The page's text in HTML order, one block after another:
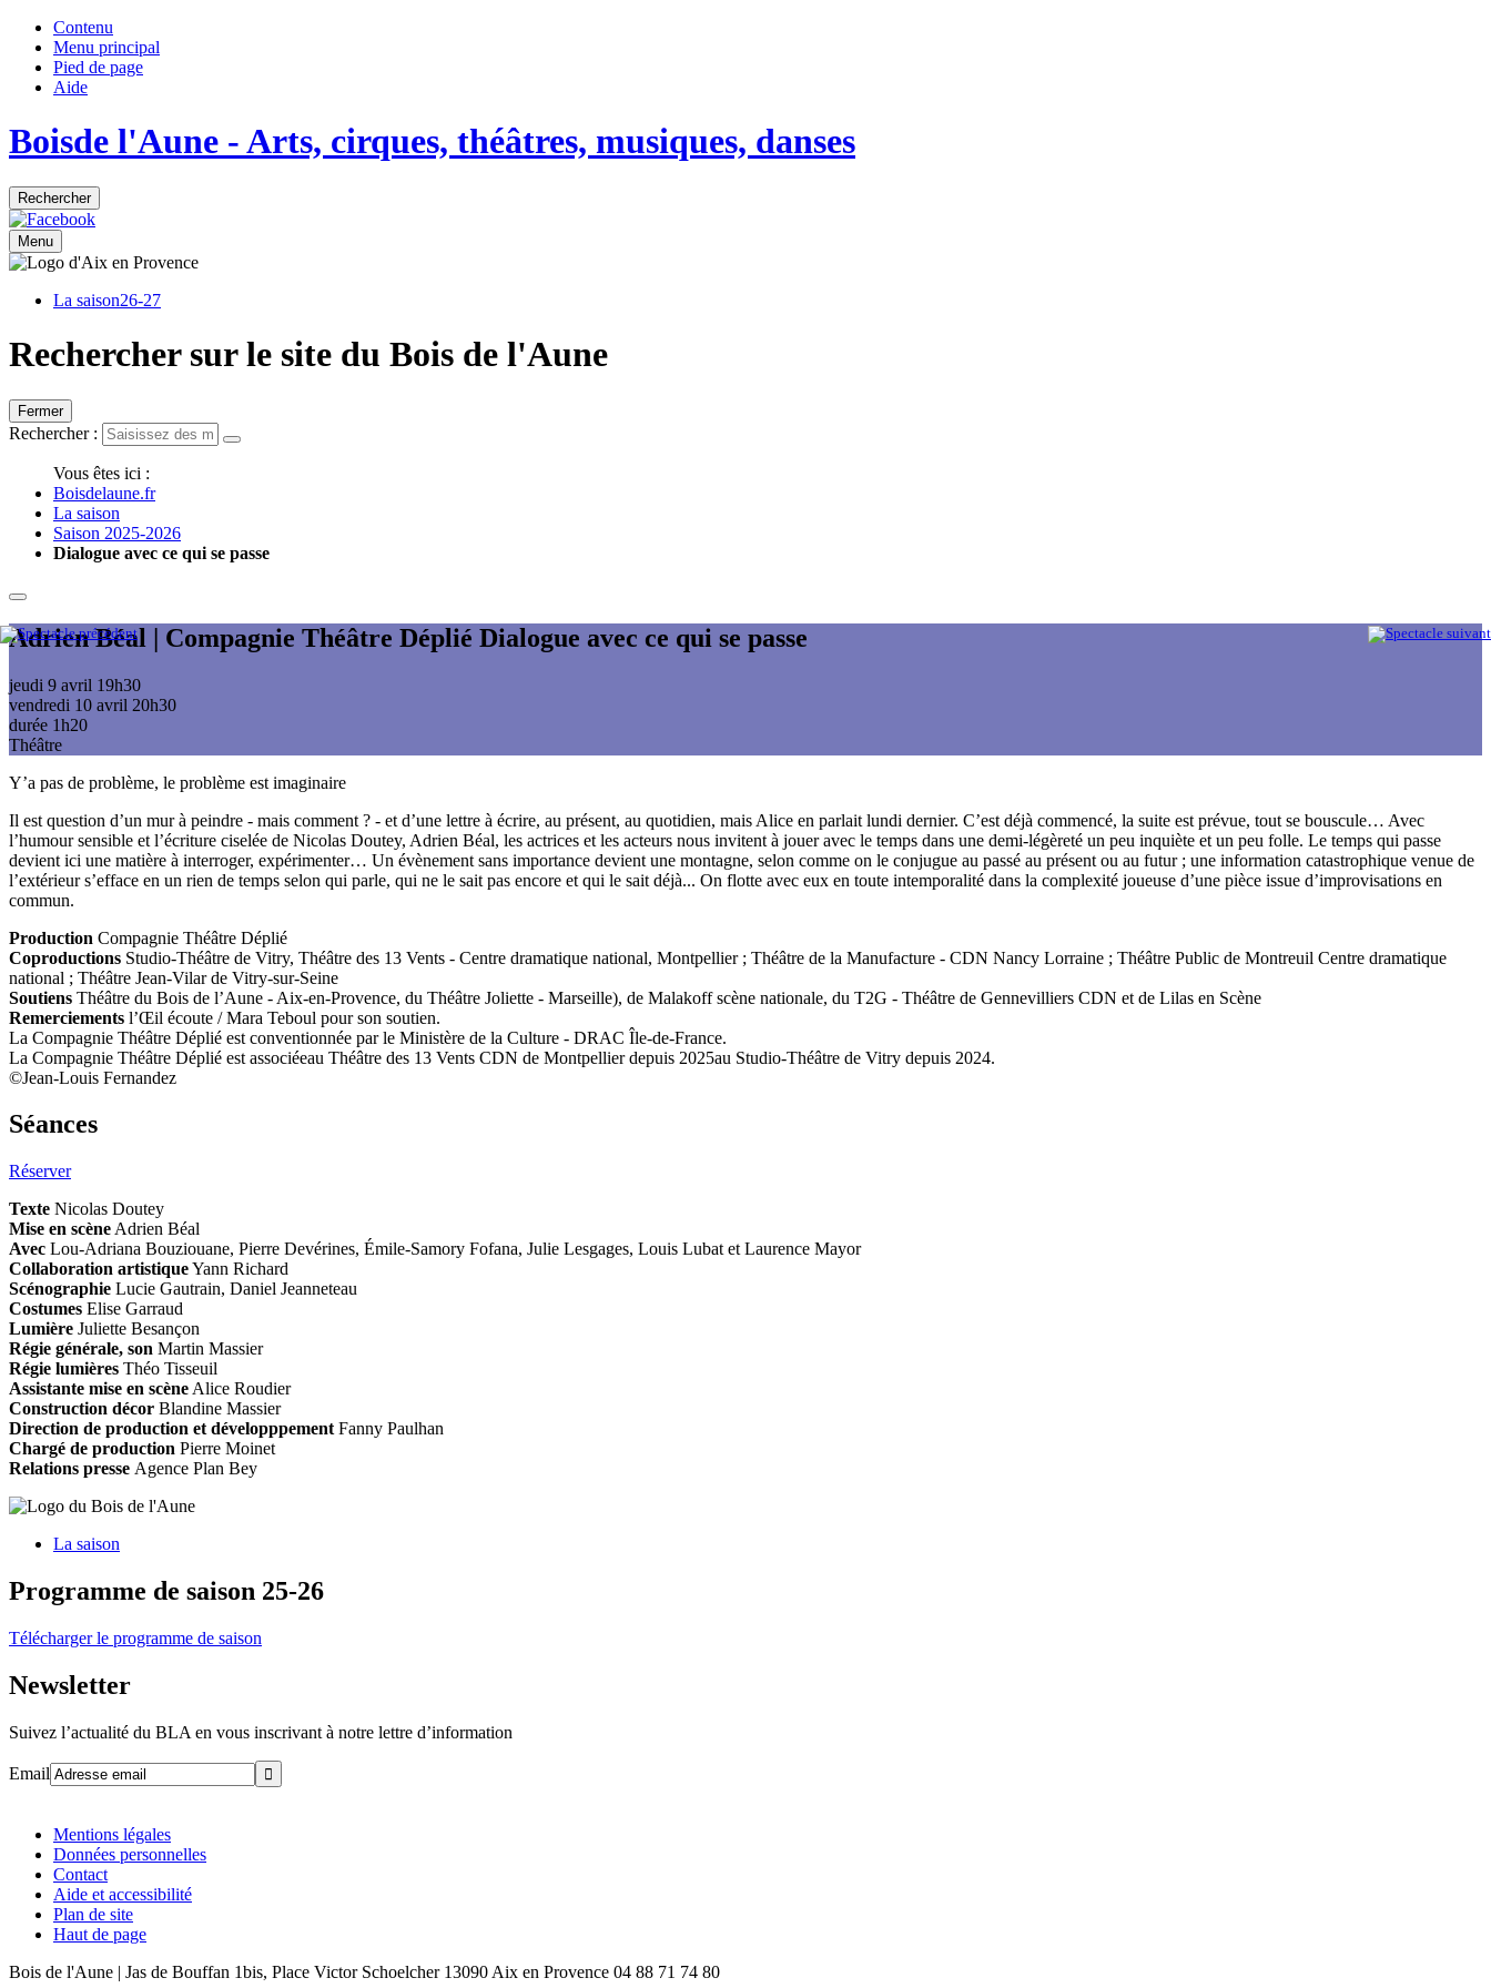
Contenu
Menu principal
Pied de page
Aide
Boisde l'Aune - Arts, cirques, théâtres, musiques, danses
Rechercher
Menu
La saison26-27
Rechercher sur le site du Bois de l'Aune
Fermer
Rechercher :
Vous êtes ici :
Boisdelaune.fr
La saison
Saison 2025-2026
Dialogue avec ce qui se passe
Adrien Béal | Compagnie Théâtre Déplié Dialogue avec ce qui se passe
jeudi 9 avril 19h30
vendredi 10 avril 20h30
durée 1h20
Théâtre
Y’a pas de problème, le problème est imaginaire
Il est question d’un mur à peindre - mais comment ? - et d’une lettre à écrire, au présent, au quotidien, mais Alice en parlait lundi dernier. C’est déjà commencé, la suite est prévue, tout se bouscule… Avec
l’humour sensible et l’écriture ciselée de Nicolas Doutey, Adrien Béal, les actrices et les acteurs nous invitent à jouer avec le temps dans une demi-légèreté un peu inquiète et un peu folle. Le temps qui passe
devient ici une matière à interroger, expérimenter… Un évènement sans importance devient une montagne, selon comme on le conjugue au passé au présent ou au futur ; une information catastrophique venue de
l’extérieur s’efface en un rien de temps selon qui parle, qui ne le sait pas encore et qui le sait déjà... On flotte avec eux en toute intemporalité dans la complexité joueuse d’une pièce issue d’improvisations en
commun.
Production Compagnie Théâtre Déplié
Coproductions Studio-Théâtre de Vitry, Théâtre des 13 Vents - Centre dramatique national, Montpellier ; Théâtre de la Manufacture - CDN Nancy Lorraine ; Théâtre Public de Montreuil Centre dramatique
national ; Théâtre Jean-Vilar de Vitry-sur-Seine
Soutiens Théâtre du Bois de l’Aune - Aix-en-Provence, du Théâtre Joliette - Marseille), de Malakoff scène nationale, du T2G - Théâtre de Gennevilliers CDN et de Lilas en Scène
Remerciements l’Œil écoute / Mara Teboul pour son soutien.
La Compagnie Théâtre Déplié est conventionnée par le Ministère de la Culture - DRAC Île-de-France.
La Compagnie Théâtre Déplié est associéeau Théâtre des 13 Vents CDN de Montpellier depuis 2025au Studio-Théâtre de Vitry depuis 2024.
©Jean-Louis Fernandez
Séances
Réserver
Texte Nicolas Doutey
Mise en scène Adrien Béal
Avec Lou-Adriana Bouziouane, Pierre Devérines, Émile-Samory Fofana, Julie Lesgages, Louis Lubat et Laurence Mayor
Collaboration artistiqueYann Richard
Scénographie Lucie Gautrain, Daniel Jeanneteau
Costumes Elise Garraud
Lumière Juliette Besançon
Régie générale, son Martin Massier
Régie lumières Théo Tisseuil
Assistante mise en scène Alice Roudier
Construction décor Blandine Massier
Direction de production et développpement Fanny Paulhan
Chargé de production Pierre Moinet
Relations presse Agence Plan Bey
La saison
Programme de saison 25-26
Télécharger le programme de saison
Newsletter
Suivez l’actualité du BLA en vous inscrivant à notre lettre d’information
Email
Mentions légales
Données personnelles
Contact
Aide et accessibilité
Plan de site
Haut de page
Bois de l'Aune | Jas de Bouffan 1bis, Place Victor Schoelcher 13090 Aix en Provence 04 88 71 74 80